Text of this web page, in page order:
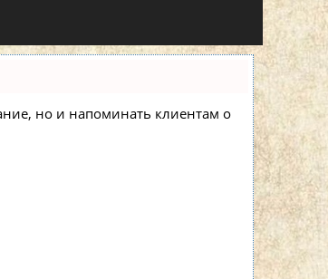
но и напоминать клиентам о